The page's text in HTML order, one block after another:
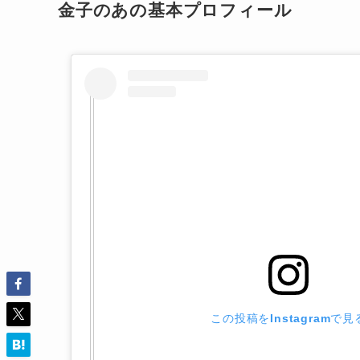
金子のあの基本プロフィール
この投稿をInstagramで見